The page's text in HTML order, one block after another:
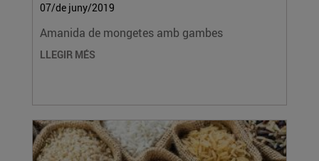
07/de juny/2019
Amanida de mongetes amb gambes
LLEGIR MÉS